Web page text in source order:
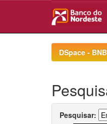
DSpace -
Pesquisar: